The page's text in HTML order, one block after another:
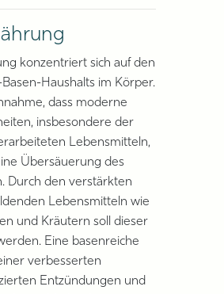
konzentriert sich auf den
Haushalts im Körper.
dass moderne
insbesondere der
Lebensmitteln,
Übersäuerung des
Durch den verstärkten
Lebensmitteln wie
und Kräutern soll dieser
Eine basenreiche
verbesserten
Entzündungen und